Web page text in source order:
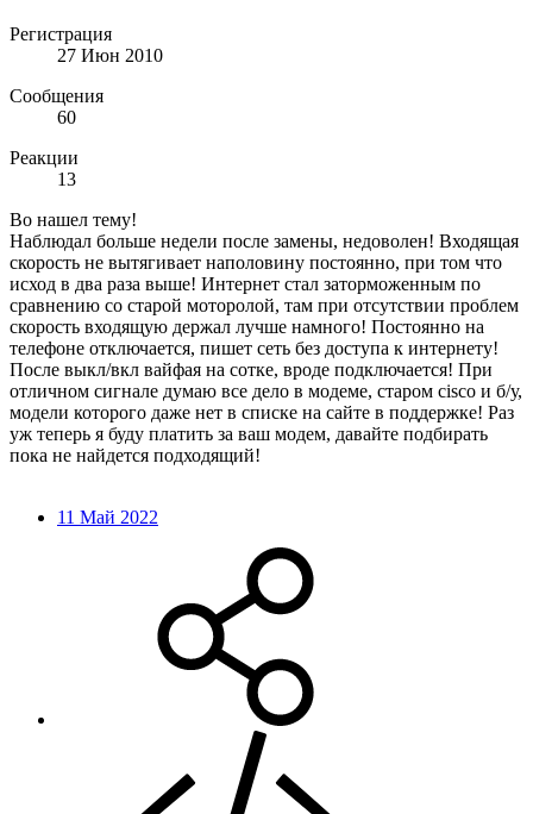
Регистрация
27 Июн 2010
Сообщения
60
Реакции
13
Во нашел тему!
Наблюдал больше недели после замены, недоволен! Входящая
скорость не вытягивает наполовину постоянно, при том что
исход в два раза выше! Интернет стал заторможенным по
сравнению со старой моторолой, там при отсутствии проблем
скорость входящую держал лучше намного! Постоянно на
телефоне отключается, пишет сеть без доступа к интернету!
После выкл/вкл вайфая на сотке, вроде подключается! При
отличном сигнале думаю все дело в модеме, старом cisco и б/у,
модели которого даже нет в списке на сайте в поддержке! Раз
уж теперь я буду платить за ваш модем, давайте подбирать
пока не найдется подходящий!
11 Май 2022